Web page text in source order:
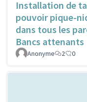
Installation de
pouvoir pique-
dans tous les
Bancs attenants
Anonyme 2 0